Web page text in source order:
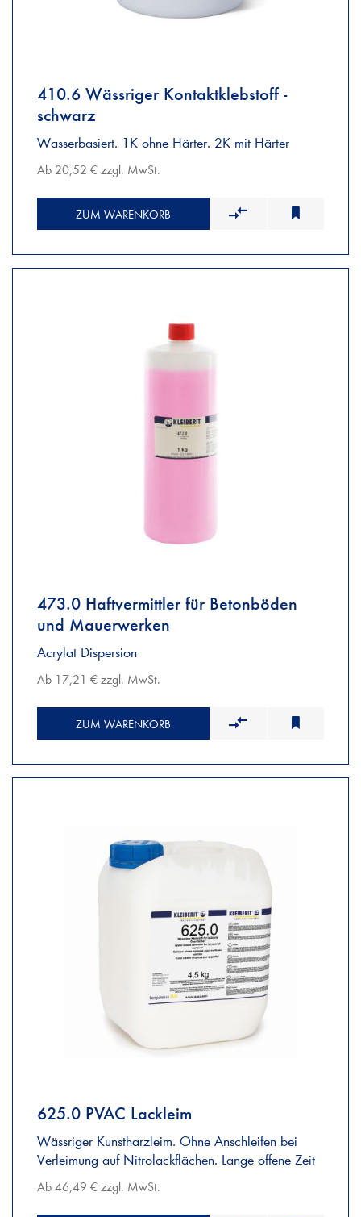
410.6 Wässriger Kontaktklebstoff -
schwarz
Wasserbasiert. 1K ohne Härter. 2K mit Härter
Ab 20,52 € zzgl. MwSt.
ZUM WARENKORB
473.0 Haftvermittler für Betonböden
und Mauerwerken
Acrylat Dispersion
Ab 17,21 € zzgl. MwSt.
ZUM WARENKORB
625.0 PVAC Lackleim
Wässriger Kunstharzleim. Ohne Anschleifen bei
Verleimung auf Nitrolackflächen. Lange offene Zeit
Ab 46,49 € zzgl. MwSt.